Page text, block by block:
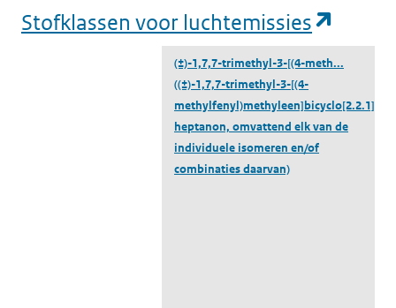
Stofklassen voor luchtemissies
(±)-1,7,7-trimethyl-3-[(4-meth...
((±)-1,7,7-trimethyl-3-[(4-
methylfenyl)methyleen]bicyclo[2.2.1]-2-
heptanon, omvattend elk van de
individuele isomeren en/of
combinaties daarvan)